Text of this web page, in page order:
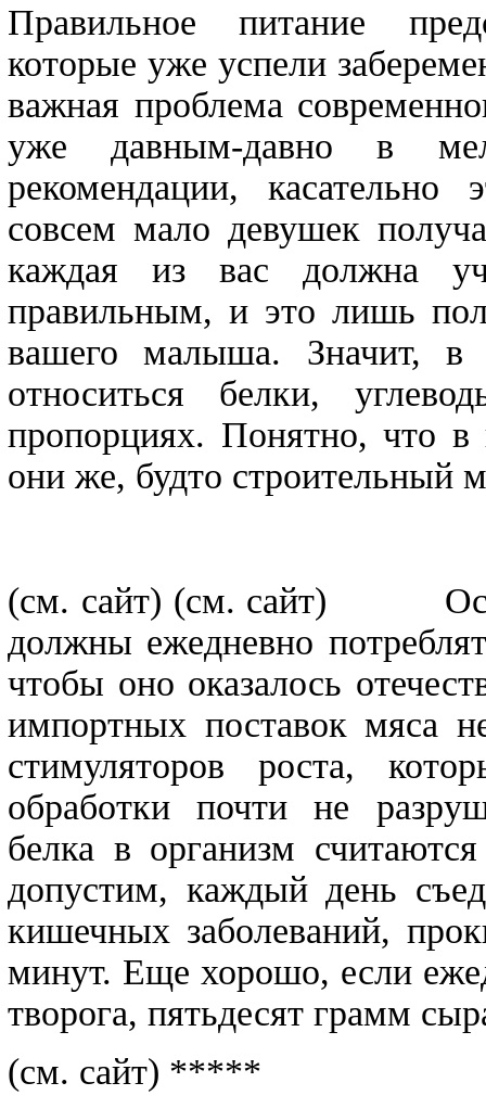
Правильное питание
которые уже успели
важная проблема
уже давным-давно в
рекомендации,
совсем мало девушек
каждая из вас должна
правильным, и это лишь
вашего малыша. Значит,
относиться белки,
пропорциях. Понятно, что
они же, будто строительный
(см. сайт) (см. сайт)
должны ежедневно
чтобы оно оказалось
импортных поставок мяса
стимуляторов роста,
обработки почти не
белка в организм
допустим, каждый день
кишечных заболеваний,
минут. Еще хорошо, если
творога, пятьдесят грамм
(см. сайт) *****